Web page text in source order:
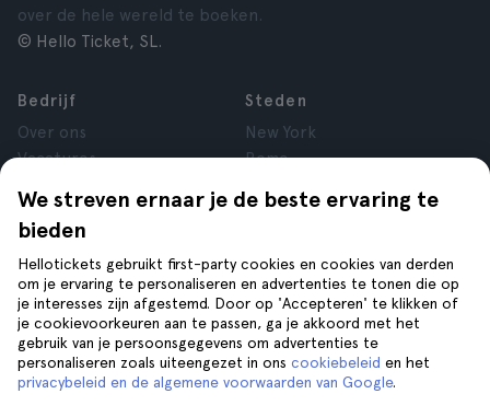
We streven ernaar je de beste ervaring te
bieden
Hellotickets gebruikt first-party cookies en cookies van derden
om je ervaring te personaliseren en advertenties te tonen die op
je interesses zijn afgestemd. Door op 'Accepteren' te klikken of
je cookievoorkeuren aan te passen, ga je akkoord met het
gebruik van je persoonsgegevens om advertenties te
personaliseren zoals uiteengezet in ons cookiebeleid en het
privacybeleid en de algemene voorwaarden van Google.
over de hele wereld te boeken.
© Hello Ticket, SL.
Bedrijf
Over ons
Vacatures
Reviews
Privacy
Voorwaarden
Juridische kennisgeving
Cookies
Steden
New York
Rome
Londen
Krakau
Tenerife
Help
Volg ons op